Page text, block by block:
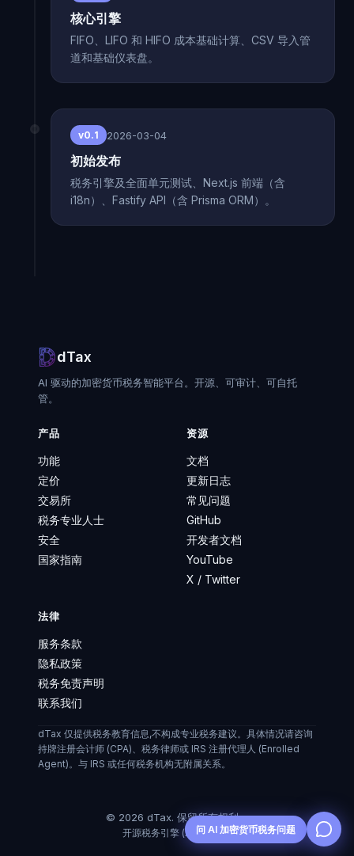
核心引擎
FIFO、LIFO 和 HIFO 成本基础计算、CSV 导入管
道和基础仪表盘。
v0.1 2026-03-04
初始发布
税务引擎及全面单元测试、Next.js 前端（含
i18n）、Fastify API（含 Prisma ORM）。
dTax
AI 驱动的加密货币税务智能平台。开源、可审计、可自托
管。
产品
功能
定价
交易所
税务专业人士
安全
国家指南
资源
文档
更新日志
常见问题
GitHub
开发者文档
YouTube
X / Twitter
法律
服务条款
隐私政策
税务免责声明
联系我们
dTax 仅提供税务教育信息,不构成专业税务建议。具体情况请咨询
持牌注册会计师 (CPA)、税务律师或 IRS 注册代理人 (Enrolled
Agent)。与 IRS 或任何税务机构无附属关系。
© 2026 dTax. 保留所有权利。
开源税务引擎 (AGPL-3.0)问 AI 加密货币税务问题